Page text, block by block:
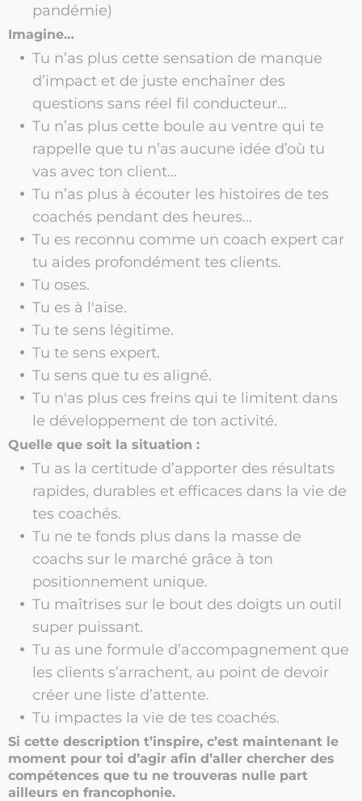
pandémie)
Imagine…
Tu n’as plus cette sensation de manque
d’impact et de juste enchaîner des
questions sans réel fil conducteur...
Tu n’as plus cette boule au ventre qui te
rappelle que tu n’as aucune idée d’où tu
vas avec ton client…
Tu n’as plus à écouter les histoires de tes
coachés pendant des heures...
Tu es reconnu comme un coach expert car
tu aides profondément tes clients.
Tu oses.
Tu es à l'aise.
Tu te sens légitime.
Tu te sens expert.
Tu sens que tu es aligné.
Tu n'as plus ces freins qui te limitent dans
le développement de ton activité.
Quelle que soit la situation :
Tu as la certitude d’apporter des résultats
rapides, durables et efficaces dans la vie de
tes coachés.
Tu ne te fonds plus dans la masse de
coachs sur le marché grâce à ton
positionnement unique.
Tu maîtrises sur le bout des doigts un outil
super puissant.
Tu as une formule d’accompagnement que
les clients s’arrachent, au point de devoir
créer une liste d’attente.
Tu impactes la vie de tes coachés.
Si cette description t’inspire, c’est maintenant le
moment pour toi d’agir afin d’aller chercher des
compétences que tu ne trouveras nulle part
ailleurs en francophonie.​